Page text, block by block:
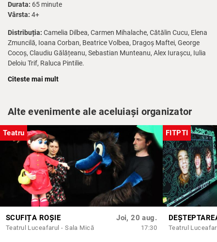
Durata: 65 minute
Vârsta: 4+
Distribuția: Camelia Dilbea, Carmen Mihalache, Cătălin Cucu, Elena
Zmuncilă, Ioana Corban, Beatrice Volbea, Dragoș Maftei, George
Cocoș, Claudiu Gălățeanu, Sebastian Munteanu, Alex Iurașcu, Iulia
Deloiu Trif, Raluca Pintilie.
Fiecare persoană care intră în sala de spectacol trebuie să posede
Preț bilet:48 LEI
12 lei (pe baza unui document
doveditor)
Citeste mai mult
Alte evenimente ale aceluiași organizator
Teatru
SCUFIȚA ROȘIE
Teatrul Luceafarul - Sala Mică
Joi, 20 aug.
17:30
FITPTI
Teatrul